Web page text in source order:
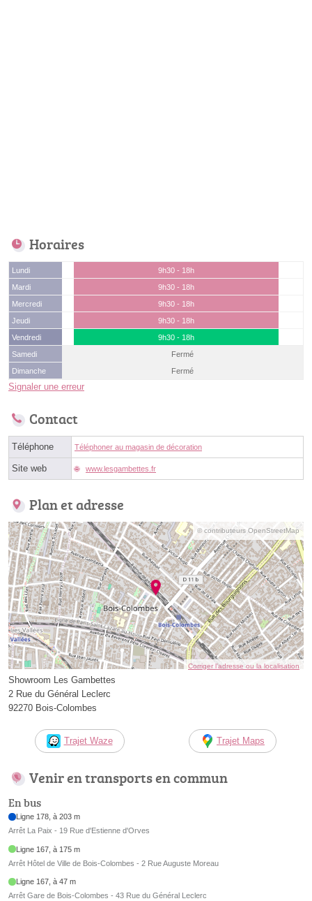
Horaires
Lundi
9h30 - 18h
Mardi
9h30 - 18h
Mercredi
9h30 - 18h
Jeudi
9h30 - 18h
Vendredi
9h30 - 18h
Samedi
Fermé
Dimanche
Fermé
Signaler une erreur
Contact
Téléphone Téléphoner au magasin de décoration
Site web www.lesgambettes.fr
Plan et adresse
© contributeurs OpenStreetMap
Corriger l’adresse ou la localisation
Showroom Les Gambettes
2 Rue du Général Leclerc
92270 Bois-Colombes
Trajet Waze Trajet Maps
Venir en transports en commun
En bus
Ligne 178, à 203 m
Arrêt La Paix - 19 Rue d'Estienne d'Orves
Ligne 167, à 175 m
Arrêt Hôtel de Ville de Bois-Colombes - 2 Rue Auguste Moreau
Ligne 167, à 47 m
Arrêt Gare de Bois-Colombes - 43 Rue du Général Leclerc